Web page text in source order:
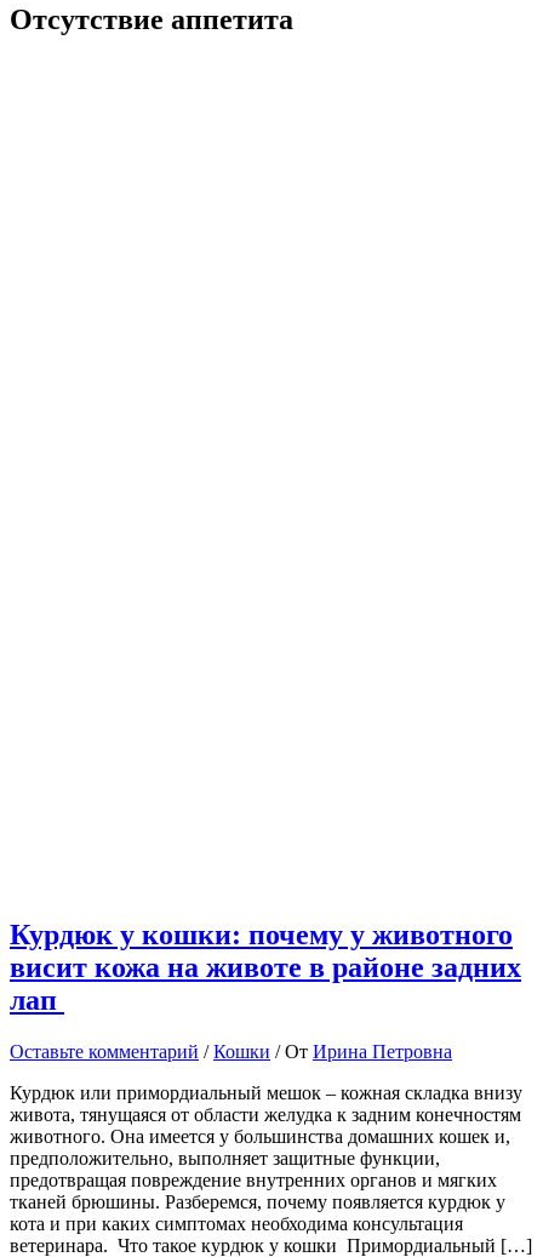
Отсутствие аппетита
Курдюк у кошки: почему у животного
висит кожа на животе в районе задних
лап
Оставьте комментарий /Кошки / От Ирина Петровна
Курдюк или примордиальный мешок – кожная складка внизу
живота, тянущаяся от области желудка к задним конечностям
животного. Она имеется у большинства домашних кошек и,
предположительно, выполняет защитные функции,
предотвращая повреждение внутренних органов и мягких
тканей брюшины. Разберемся, почему появляется курдюк у
кота и при каких симптомах необходима консультация
ветеринара. Что такое курдюк у кошки Примордиальный […]